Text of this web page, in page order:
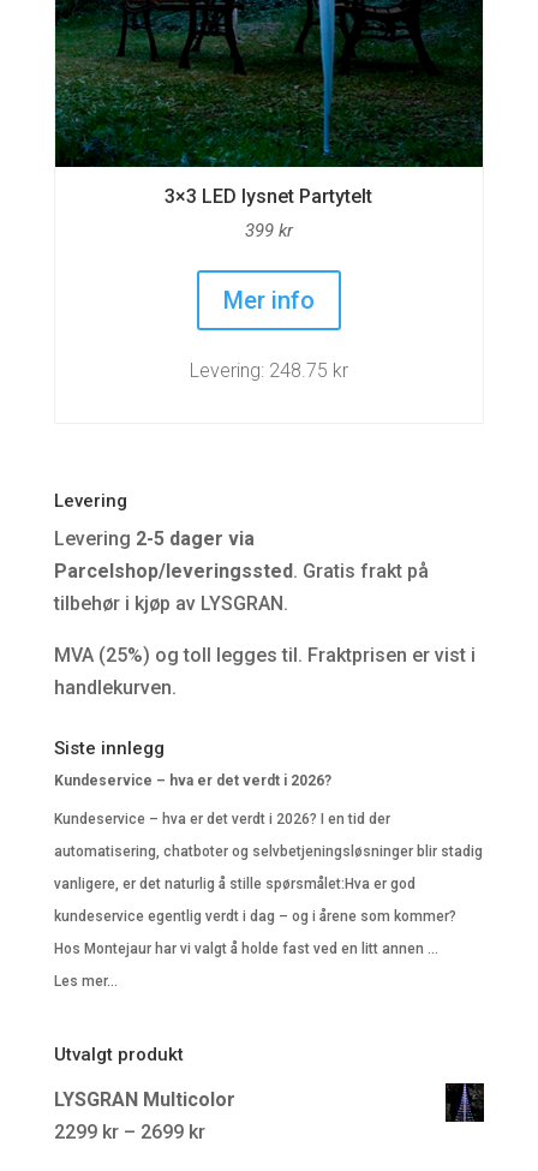
3×3 LED lysnet Partytelt
399 kr
Mer info
Levering: 248.75 kr
Levering
Levering 2-5 dager via
Parcelshop/leveringssted. Gratis frakt på
tilbehør i kjøp av LYSGRAN.
MVA (25%) og toll legges til. Fraktprisen er vist i
handlekurven.
Siste innlegg
Kundeservice – hva er det verdt i 2026?
Kundeservice – hva er det verdt i 2026? I en tid der
automatisering, chatboter og selvbetjeningsløsninger blir stadig
vanligere, er det naturlig å stille spørsmålet:Hva er god
kundeservice egentlig verdt i dag – og i årene som kommer?
Hos Montejaur har vi valgt å holde fast ved en litt annen …
Les mer...
Utvalgt produkt
LYSGRAN Multicolor
2299 kr – 2699 krPrisområde: